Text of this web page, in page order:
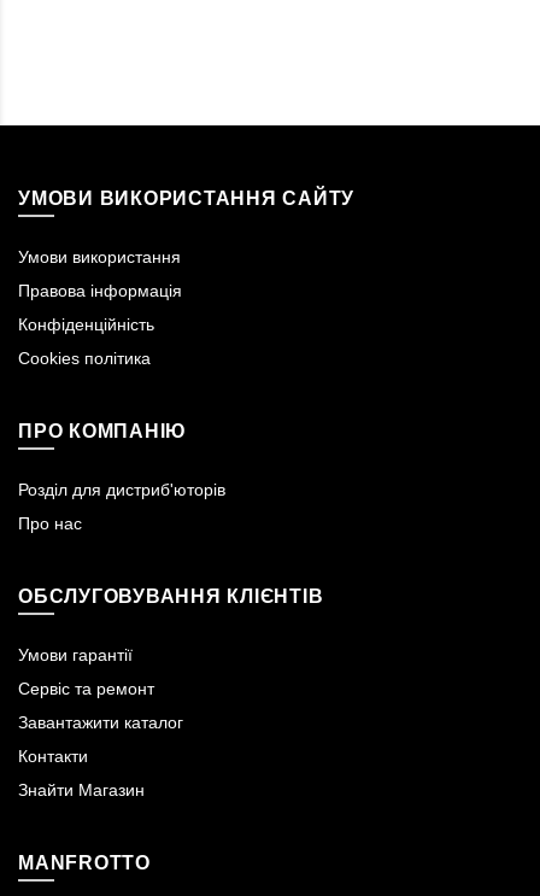
УМОВИ ВИКОРИСТАННЯ САЙТУ
Умови використання
Правова інформація
Конфіденційність
Cookies політика
ПРО КОМПАНІЮ
Розділ для дистриб'юторів
Про нас
ОБСЛУГОВУВАННЯ КЛІЄНТІВ
Умови гарантії
Сервіс та ремонт
Завантажити каталог
Контакти
Знайти Магазин
MANFROTTO